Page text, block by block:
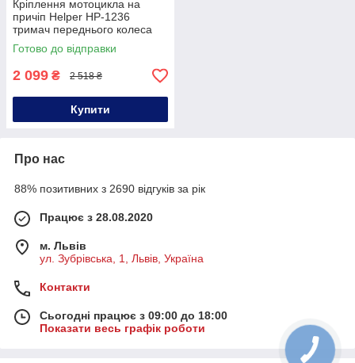
Кріплення мотоцикла на
причіп Helper HP-1236
тримач переднього колеса
мотоцикла
Готово до відправки
2 099 ₴ 2 518 ₴
Купити
Про нас
88% позитивних з 2690 відгуків за рік
Працює з 28.08.2020
м. Львів
ул. Зубрівська, 1, Львів, Україна
Контакти
Сьогодні працює з 09:00 до 18:00
Показати весь графік роботи